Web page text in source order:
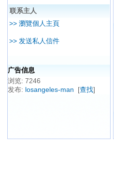
联系主人
>> 瀏覽個人主頁
>> 发送私人信件
广告信息
浏览: 7246
发布: losangeles-man [查找]